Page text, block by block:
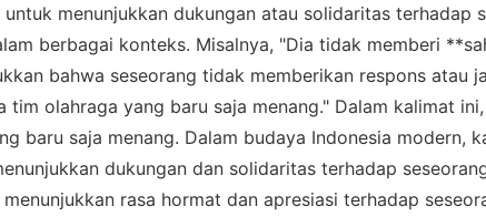
menunjukkan dukungan atau solidaritas terhadap
berbagai konteks. Misalnya, "Dia tidak memberi
bahwa seseorang tidak memberikan respons atau
olahraga yang baru saja menang." Dalam kalimat
baru saja menang. Dalam budaya Indonesia modern,
dukungan dan solidaritas terhadap
rasa hormat dan apresiasi terhadap